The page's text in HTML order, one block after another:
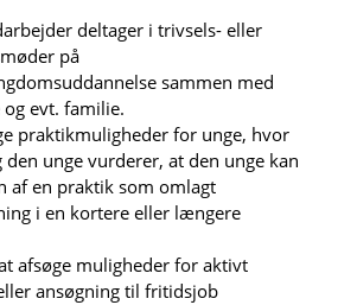
deltager i trivsels- eller
på
sammen med
evt. familie.
praktikmuligheder for unge, hvor
den unge vurderer, at den unge kan
af en praktik som omlagt
i en kortere eller længere
afsøge muligheder for aktivt
ansøgning til fritidsjob